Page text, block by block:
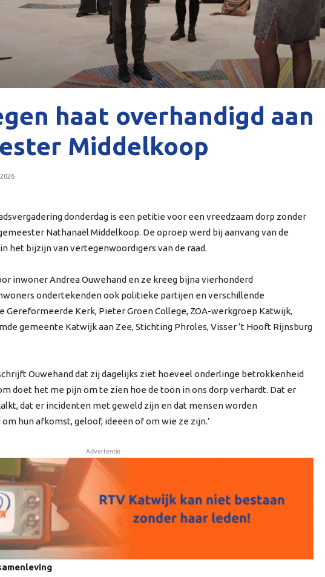
haat overhandigd aan
Middelkoop
donderdag is een petitie voor een vreedzaam dorp zonder
Nathanaël Middelkoop. De oproep werd bij aanvang van de
het bijzijn van vertegenwoordigers van de raad.
inwoner Andrea Ouwehand en ze kreeg bijna vierhonderd
ondertekenden ook politieke partijen en verschillende
Gereformeerde Kerk, Pieter Groen College, ZOA-werkgroep Katwijk,
gemeente Katwijk aan Zee, Stichting Phroles, Visser ’t Hooft Rijnsburg
Ouwehand dat zij dagelijks ziet hoeveel onderlinge betrokkenheid
doet het me pijn om te zien hoe de toon in ons dorp verhardt. Dat er
dat er incidenten met geweld zijn en dat mensen worden
hun afkomst, geloof, ideeën of om wie ze zijn.’
Advertentie